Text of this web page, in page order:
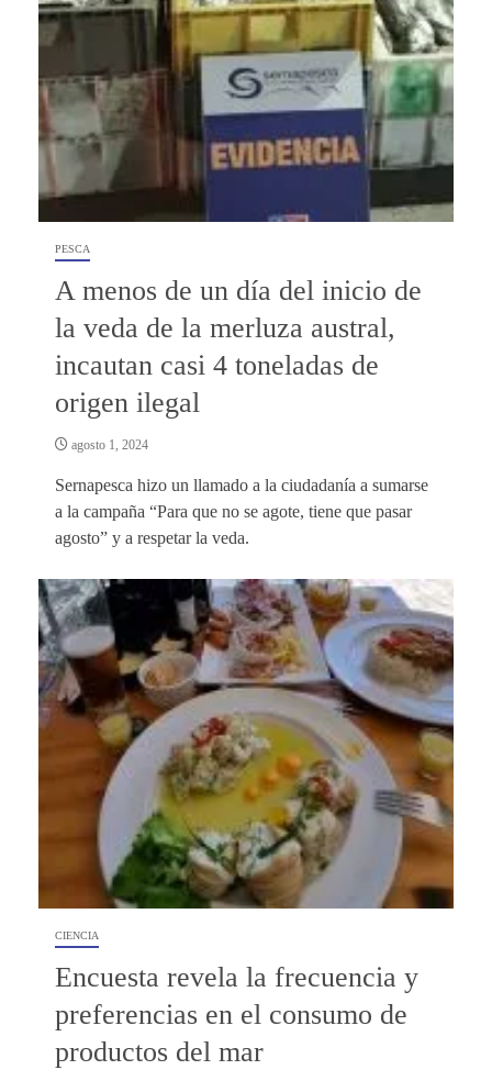
PESCA
A menos de un día del inicio de
la veda de la merluza austral,
incautan casi 4 toneladas de
origen ilegal
agosto 1, 2024
Sernapesca hizo un llamado a la ciudadanía a sumarse
a la campaña “Para que no se agote, tiene que pasar
agosto” y a respetar la veda.
CIENCIA
Encuesta revela la frecuencia y
preferencias en el consumo de
productos del mar